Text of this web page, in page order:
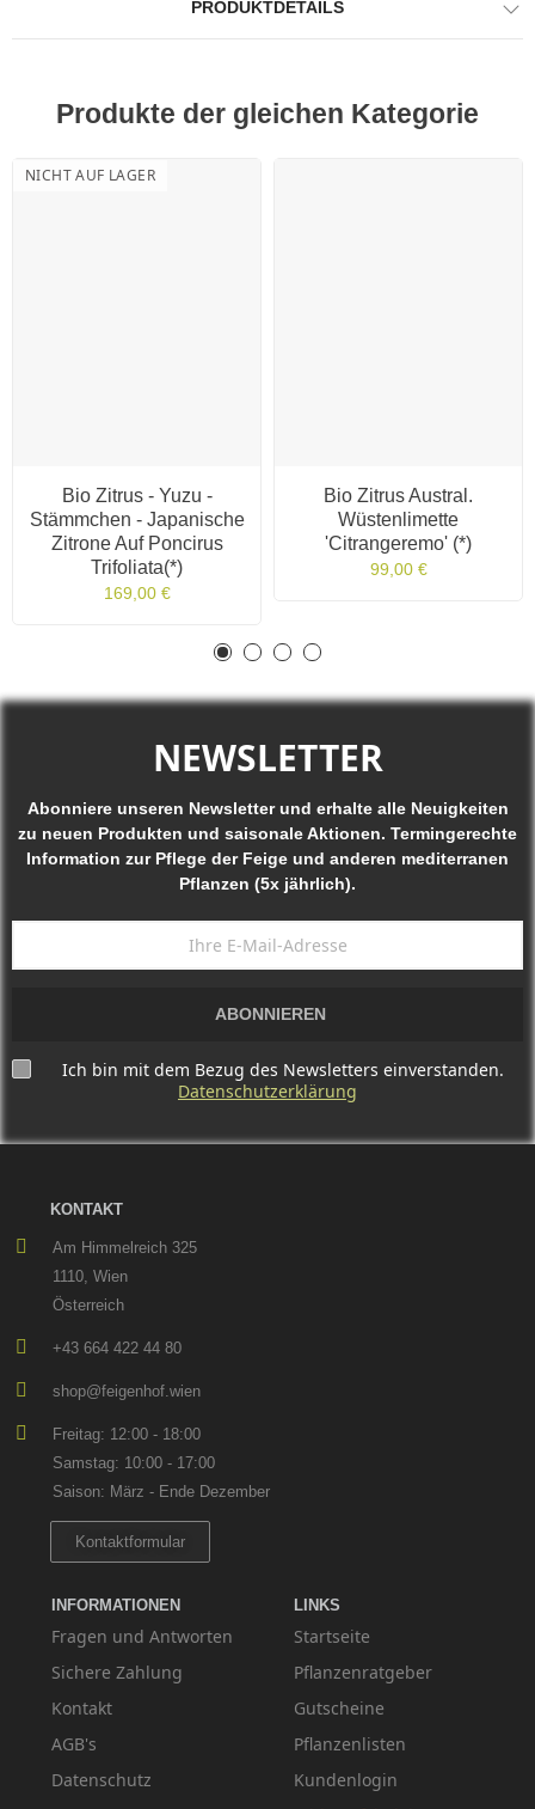
PRODUKTDETAILS
Produkte der gleichen Kategorie
NICHT AUF LAGER
Bio Zitrus - Yuzu -
Stämmchen - Japanische
Zitrone Auf Poncirus
Trifoliata(*)
169,00 €
Bio Zitrus Austral.
Wüstenlimette
'Citrangeremo' (*)
99,00 €
NEWSLETTER
Abonniere unseren Newsletter und erhalte alle Neuigkeiten
zu neuen Produkten und saisonale Aktionen. Termingerechte
Information zur Pflege der Feige und anderen mediterranen
Pflanzen (5x jährlich).
ABONNIEREN
Ich bin mit dem Bezug des Newsletters einverstanden.
Datenschutzerklärung
KONTAKT
Am Himmelreich 325
1110, Wien
Österreich
+43 664 422 44 80
shop@feigenhof.wien
Freitag: 12:00 - 18:00
Samstag: 10:00 - 17:00
Saison: März - Ende Dezember
Kontaktformular
INFORMATIONEN
Fragen und Antworten
Sichere Zahlung
Kontakt
AGB's
Datenschutz
LINKS
Startseite
Pflanzenratgeber
Gutscheine
Pflanzenlisten
Kundenlogin